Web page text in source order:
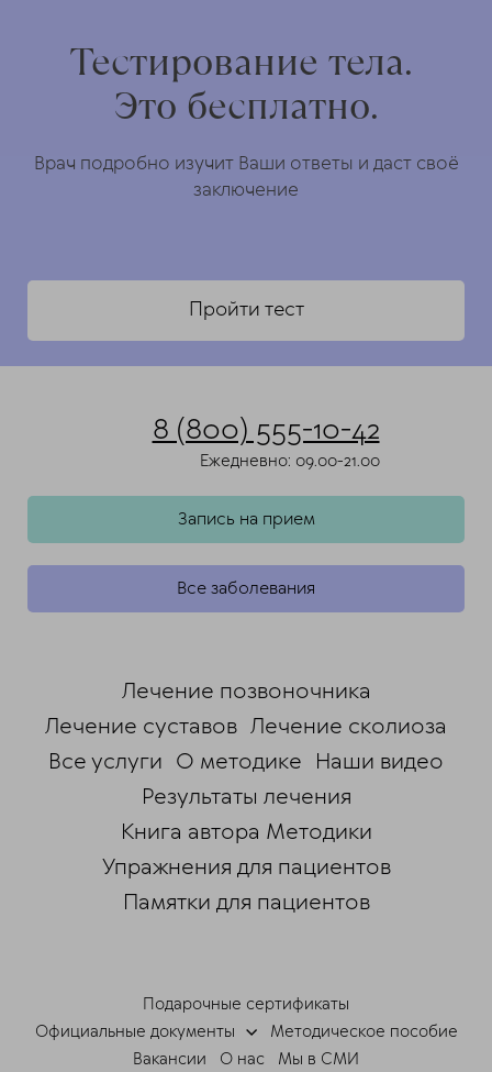
Тестирование тела.
Это бесплатно.
Врач подробно изучит Ваши ответы и даст своё
заключение
Пройти тест
8 (800) 555-10-42
Ежедневно: 09.00-21.00
Запись на прием
Все заболевания
Лечение позвоночника
Лечение суставов Лечение сколиоза
Все услуги О методике Наши видео
Результаты лечения
Книга автора Методики
Упражнения для пациентов
Памятки для пациентов
Подарочные сертификаты
Официальные документы
Методическое пособие
Вакансии
О нас Мы в СМИ
Мессенджеры
Свяжитесь с нами через любой удобный